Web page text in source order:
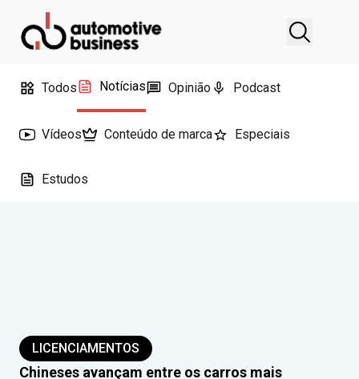
Todos Notícias Opinião Podcast
Vídeos Conteúdo de marca Especiais
Estudos
LICENCIAMENTOS
Chineses avançam entre os carros mais